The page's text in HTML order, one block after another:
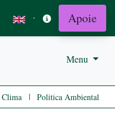
· Apoie
Menu
Clima | Politica Ambiental